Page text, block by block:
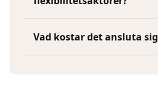
Vad kostar det ansluta sig